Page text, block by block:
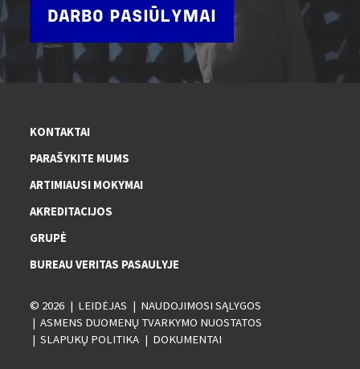
DARBO PASIŪLYMAI
KONTAKTAI
PARAŠYKITE MUMS
ARTIMIAUSI MOKYMAI
AKREDITACIJOS
GRUPĖ
BUREAU VERITAS PASAULYJE
© 2026 LEIDĖJAS
NAUDOJIMOSI SĄLYGOS
ASMENS DUOMENŲ TVARKYMO NUOSTATOS
SLAPUKŲ POLITIKA
DOKUMENTAI